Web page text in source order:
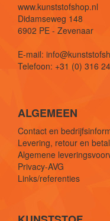
www.kunststofshop.nl
Didamseweg 148
6902 PE - Zevenaar
E-mail:
Telefoon: +31 (0) 316
ALGEMEEN
Contact en
Levering, retour en
Algemene
Privacy-AVG
Links/referenties